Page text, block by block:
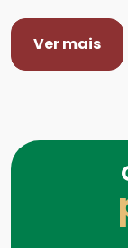
Ver mais